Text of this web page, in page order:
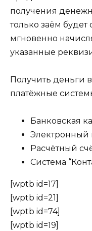
получения
только заём
мгновенно
указанные
Получить деньги
платёжные
Банковская
Электронный
Расчётный
Система
[wptb id=17]
[wptb id=21]
[wptb id=74]
[wptb id=19]